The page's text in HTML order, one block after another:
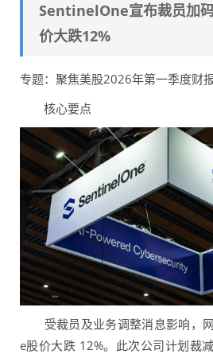
SentinelOne宣布裁员加
价大跌12%
专题：聚焦美股2026年第一季度财
核心要点
受裁员及业务调整消息影响，
e股价大跌 12%。此次公司计划裁